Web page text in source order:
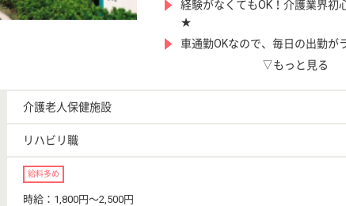
経験がなくてもOK！介護業界初
★
車通勤OKなので、毎日の出勤が
▽もっと見る
介護老人保健施設
リハビリ職
給料多め
時給：1,800円〜2,500円